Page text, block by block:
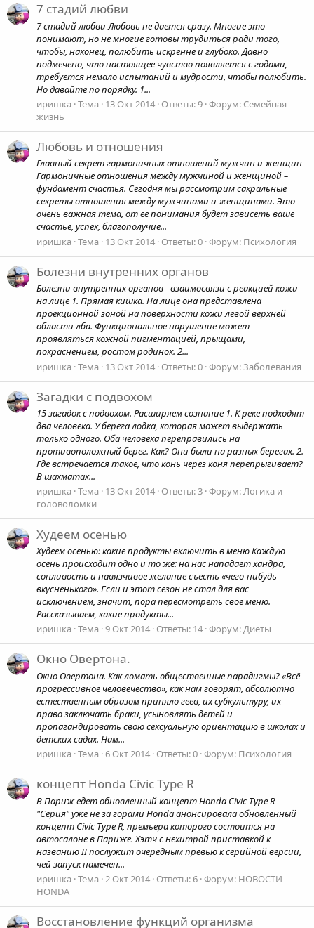
7 стадий любви
7 стадий любви Любовь не дается сразу. Многие это
понимают, но не многие готовы трудиться ради того,
чтобы, наконец, полюбить искренне и глубоко. Давно
подмечено, что настоящее чувство появляется с годами,
требуется немало испытаний и мудрости, чтобы полюбить.
Но давайте по порядку. 1...
иришка Тема 13 Окт 2014 Ответы: 9 Форум: Семейная
жизнь
Любовь и отношения
Главный секрет гармоничных отношений мужчин и женщин
Гармоничные отношения между мужчиной и женщиной –
фундамент счастья. Сегодня мы рассмотрим сакральные
секреты отношения между мужчинами и женщинами. Это
очень важная тема, от ее понимания будет зависеть ваше
счастье, успех, благополучие...
иришка Тема 13 Окт 2014 Ответы: 0 Форум: Психология
Болезни внутренних органов
Болезни внутренних органов - взаимосвязи с реакцией кожи
на лице 1. Прямая кишка. На лице она представлена
проекционной зоной на поверхности кожи левой верхней
области лба. Функциональное нарушение может
проявляться кожной пигментацией, прыщами,
покраснением, ростом родинок. 2...
иришка Тема 13 Окт 2014 Ответы: 0 Форум:Заболевания
Загадки с подвохом
15 загадок с подвохом. Расширяем сознание 1. К реке подходят
два человека. У берега лодка, которая может выдержать
только одного. Оба человека переправились на
противоположный берег. Как? Они были на разных берегах. 2.
Где встречается такое, что конь через коня перепрыгивает?
В шахматах...
иришка Тема 13 Окт 2014 Ответы: 3 Форум:Логика и
головоломки
Худеем осенью
Худеем осенью: какие продукты включить в меню Каждую
осень происходит одно и то же: на нас нападает хандра,
сонливость и навязчивое желание съесть «чего-нибудь
вкусненького». Если и этот сезон не стал для вас
исключением, значит, пора пересмотреть свое меню.
Рассказываем, какие продукты...
иришка Тема 9 Окт 2014 Ответы: 14 Форум:Диеты
Окно Овертона.
Окно Овертона. Как ломать общественные парадигмы? «Всё
прогрессивное человечество», как нам говорят, абсолютно
естественным образом приняло геев, их субкультуру, их
право заключать браки, усыновлять детей и
пропагандировать свою сексуальную ориентацию в школах и
детских садах. Нам...
иришка Тема 6 Окт 2014 Ответы: 0 Форум: Психология
концепт Honda Civic Type R
В Париж едет обновленный концепт Honda Civic Type R
"Серия" уже не за горами Honda анонсировала обновленный
концепт Civic Type R, премьера которого состоится на
автосалоне в Париже. Хэтч с нехитрой приставкой к
названию II послужит очередным превью к серийной версии,
чей запуск намечен...
иришка Тема 2 Окт 2014 Ответы: 6 Форум: НОВОСТИ
HONDA
Восстановление функций организма